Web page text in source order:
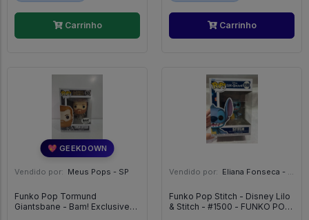
Carrinho Carrinho
💖 GEEKDOWN
Vendido por: Meus Pops - SP
Funko Pop Tormund
Giantsbane - Bam! Exclusive
Vendido por: Eliana Fonseca - SP
Funko Pop Stitch - Disney Lilo
& Stitch - #1500 - FUNKO POP